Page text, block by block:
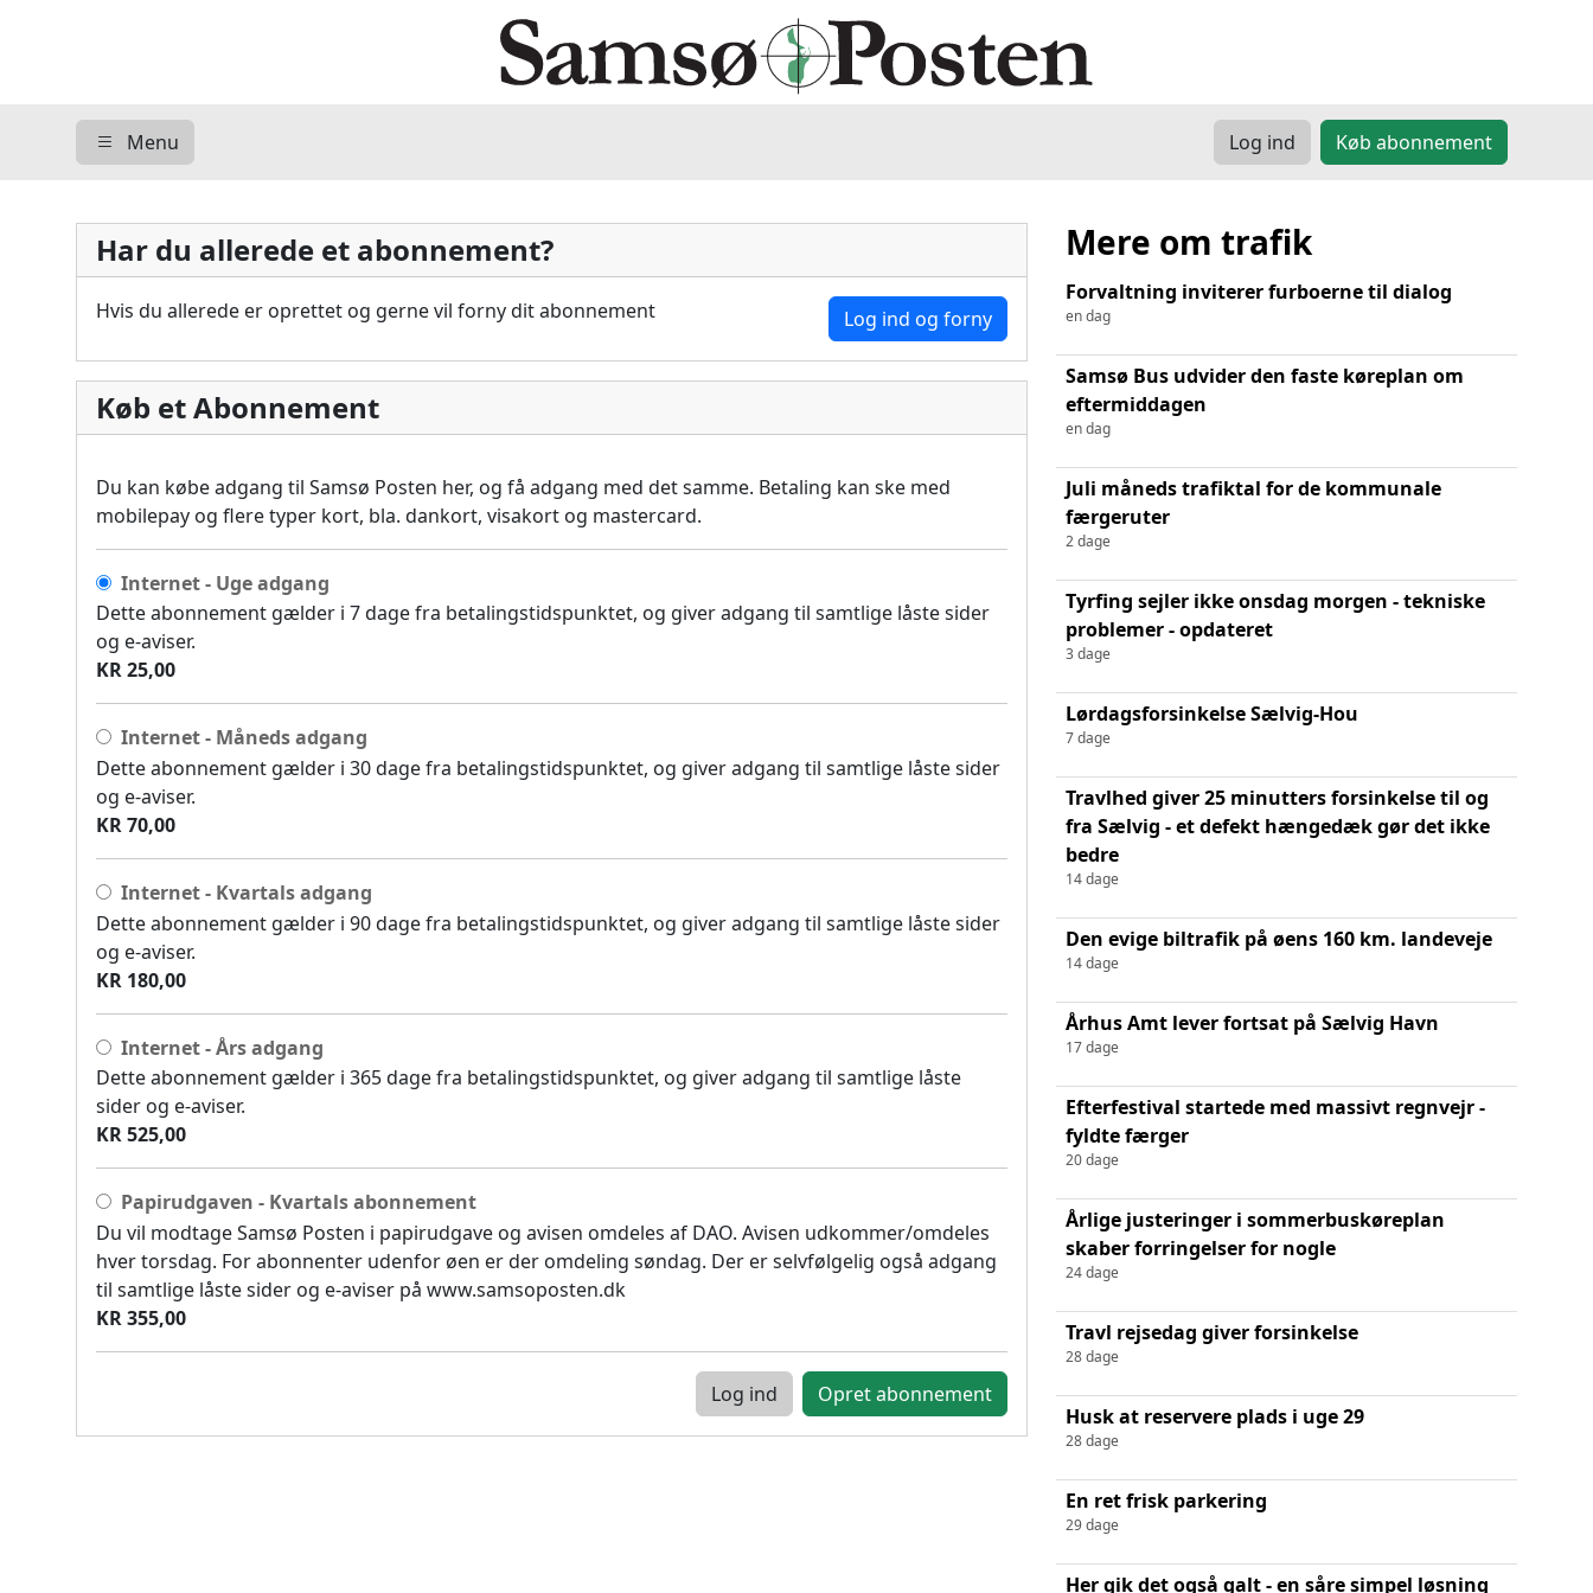
Menu Log ind Køb abonnement
Har du allerede et abonnement?
Hvis du allerede er oprettet og gerne vil forny dit abonnement Log ind og forny
Køb et Abonnement
Du kan købe adgang til Samsø Posten her, og få adgang med det samme. Betaling kan ske med
mobilepay og flere typer kort, bla. dankort, visakort og mastercard.
Internet - Uge adgang
Dette abonnement gælder i 7 dage fra betalingstidspunktet, og giver adgang til samtlige låste sider
og e-aviser.
KR 25,00
Internet - Måneds adgang
Dette abonnement gælder i 30 dage fra betalingstidspunktet, og giver adgang til samtlige låste sider
og e-aviser.
KR 70,00
Internet - Kvartals adgang
Dette abonnement gælder i 90 dage fra betalingstidspunktet, og giver adgang til samtlige låste sider
og e-aviser.
KR 180,00
Internet - Års adgang
Dette abonnement gælder i 365 dage fra betalingstidspunktet, og giver adgang til samtlige låste
sider og e-aviser.
KR 525,00
Papirudgaven - Kvartals abonnement
Du vil modtage Samsø Posten i papirudgave og avisen omdeles af DAO. Avisen udkommer/omdeles
hver torsdag. For abonnenter udenfor øen er der omdeling søndag. Der er selvfølgelig også adgang
til samtlige låste sider og e-aviser på www.samsoposten.dk
KR 355,00
Log ind
Mere om trafik
Forvaltning inviterer furboerne til dialog
en dag
Samsø Bus udvider den faste køreplan om
eftermiddagen
en dag
Juli måneds trafiktal for de kommunale
færgeruter
2 dage
Tyrfing sejler ikke onsdag morgen - tekniske
problemer - opdateret
3 dage
Lørdagsforsinkelse Sælvig-Hou
7 dage
Travlhed giver 25 minutters forsinkelse til og
fra Sælvig - et defekt hængedæk gør det ikke
bedre
14 dage
Den evige biltrafik på øens 160 km. landeveje
14 dage
Århus Amt lever fortsat på Sælvig Havn
17 dage
Efterfestival startede med massivt regnvejr -
fyldte færger
20 dage
Årlige justeringer i sommerbuskøreplan
skaber forringelser for nogle
24 dage
Travl rejsedag giver forsinkelse
28 dage
Husk at reservere plads i uge 29
28 dage
En ret frisk parkering
29 dage
Her gik det også galt - en såre simpel løsning